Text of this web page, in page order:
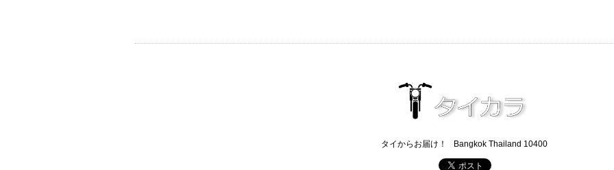
タイからお届け！ Bangkok Thailand 10400